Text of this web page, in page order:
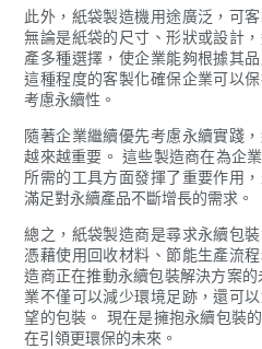
此外，紙袋製造機用途廣泛，可
無論是紙袋的尺寸、形狀或設計
產多種選擇，使企業能夠根據其
這種程度的客製化確保企業可以
考慮永續性。
隨著企業繼續優先考慮永續實踐
越來越重要。 這些製造商在為企
所需的工具方面發揮了重要作用
滿足對永續產品不斷增長的需求。
總之，紙袋製造商是尋求永續包
憑藉使用回收材料、節能生產流
造商正在推動永續包裝解決方案
業不僅可以減少環境足跡，還可
望的包裝。 現在是擁抱永續包裝
在引領更環保的未來。